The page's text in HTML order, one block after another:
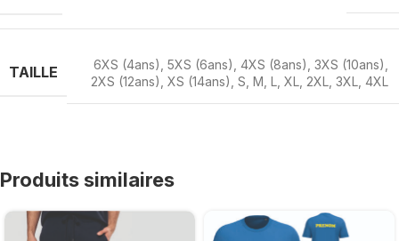
TAILLE 6XS (4ans) 5XS (6ans) 4XS (8ans) 3XS (10ans)
2XS (12ans) XS (14ans) S M L XL 2XL 3XL 4XL
Produits similaires